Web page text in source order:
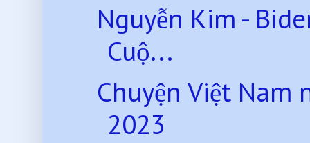
Nguyễn Kim -
Cuộ...
Chuyện Việt
2023